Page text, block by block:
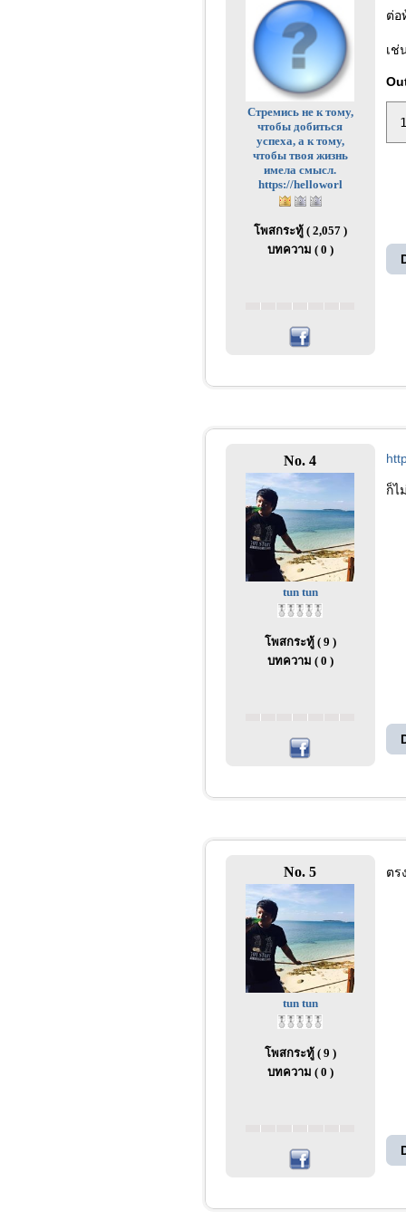
Стремись не к тому,
чтобы добиться
успеха, а к тому,
чтобы твоя жизнь
имела смысл.
https://helloworl
โพสกระทู้ ( 2,057 )
บทความ ( 0 )
ต่อ
เช่
No. 4
tun tun
โพสกระทู้ ( 9 )
บทความ ( 0 )
ก็ไ
No. 5
tun tun
โพสกระทู้ ( 9 )
บทความ ( 0 )
ตร